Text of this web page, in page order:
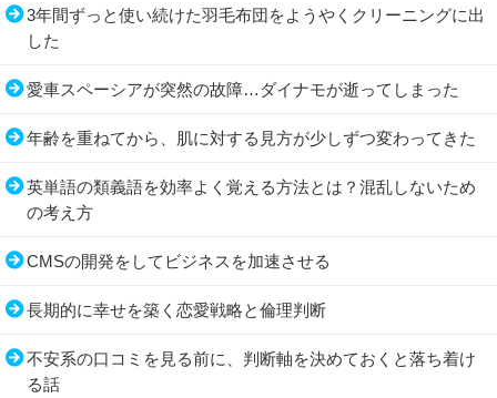
3年間ずっと使い続けた羽毛布団をようやくクリーニングに出
した
愛車スペーシアが突然の故障…ダイナモが逝ってしまった
年齢を重ねてから、肌に対する見方が少しずつ変わってきた
英単語の類義語を効率よく覚える方法とは？混乱しないため
の考え方
CMSの開発をしてビジネスを加速させる
長期的に幸せを築く恋愛戦略と倫理判断
不安系の口コミを見る前に、判断軸を決めておくと落ち着け
る話